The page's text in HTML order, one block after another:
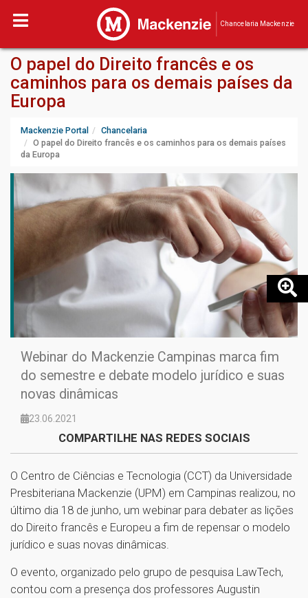
Chancelaria Mackenzie
O papel do Direito francês e os
caminhos para os demais países da
Europa
Mackenzie Portal
Chancelaria
O papel do Direito francês e os caminhos para os demais países
da Europa
Webinar do Mackenzie Campinas marca fim
do semestre e debate modelo jurídico e suas
novas dinâmicas
23.06.2021
COMPARTILHE NAS REDES SOCIAIS
O Centro de Ciências e Tecnologia (CCT) da Universidade
Presbiteriana Mackenzie (UPM) em Campinas realizou, no
último dia 18 de junho, um webinar para debater as lições
do Direito francês e Europeu a fim de repensar o modelo
jurídico e suas novas dinâmicas.
O evento, organizado pelo grupo de pesquisa LawTech,
contou com a presença dos professores Augustin